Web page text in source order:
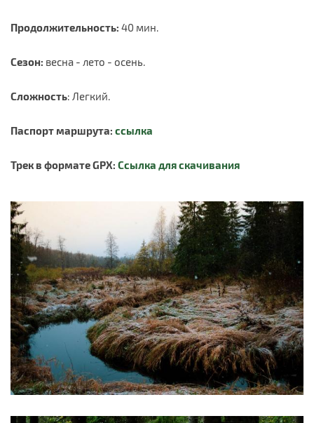
Продолжительность: 40 мин.
Сезон: весна - лето - осень.
Сложность: Легкий.
Паспорт маршрута: ссылка
Трек в формате GPX: Ссылка для скачивания